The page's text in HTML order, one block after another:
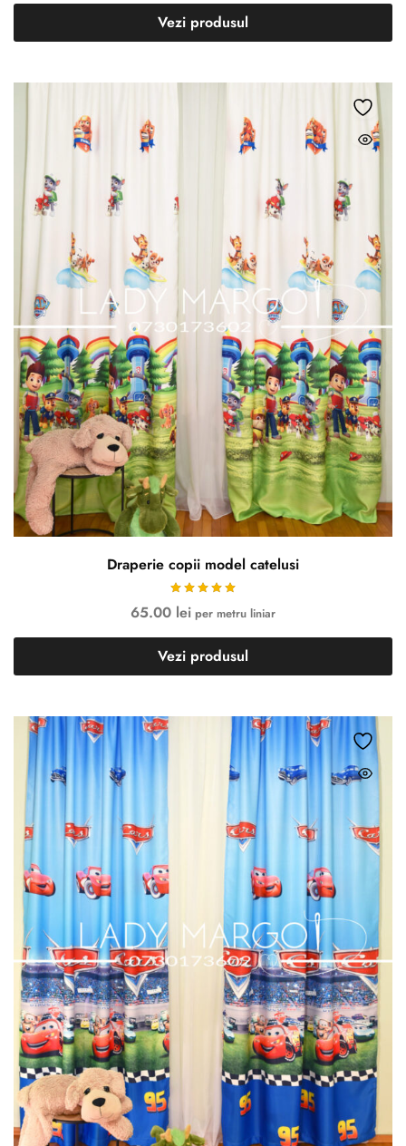
Vezi produsul
Draperie copii model catelusi
65.00 lei per metru liniar
Vezi produsul